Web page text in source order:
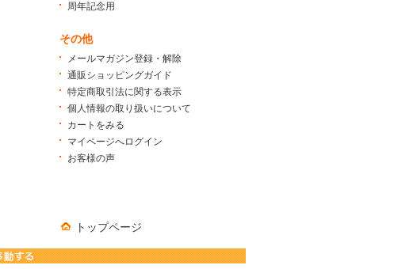
周年記念用
その他
メールマガジン登録・解除
通販ショッピングガイド
特定商取引法に関する表示
個人情報の取り扱いについて
カートをみる
マイページへログイン
お客様の声
トップページ